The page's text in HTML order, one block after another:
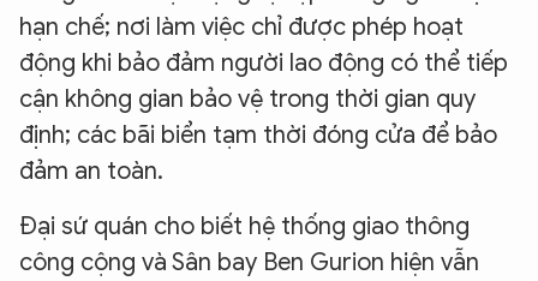
hạn chế; nơi làm việc chỉ được phép hoạt
động khi bảo đảm người lao động có thể tiếp
cận không gian bảo vệ trong thời gian quy
định; các bãi biển tạm thời đóng cửa để bảo
đảm an toàn.
Đại sứ quán cho biết hệ thống giao thông
công cộng và Sân bay Ben Gurion hiện vẫn